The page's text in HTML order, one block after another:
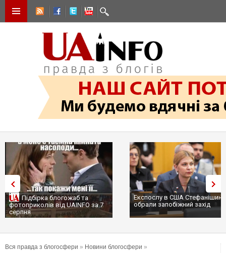
Підбірка блогожаб та
фотоприколів від UAINFO за 7
серпня
Експослу в США
обрали запобіжний захід
Вся правда з блогосфери » Новини блогосфери »